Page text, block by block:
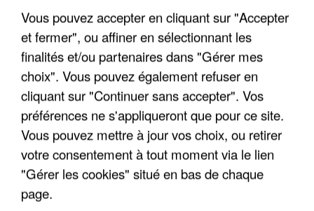
UN SECOND CADRE DE LA DZ MAFIA
INTERPELLÉ EN ALGÉRIE
Vous pouvez accepter en cliquant sur "Accepter
et fermer", ou affiner en sélectionnant les
finalités et/ou partenaires dans "Gérer mes
choix". Vous pouvez également refuser en
cliquant sur "Continuer sans accepter". Vos
préférences ne s'appliqueront que pour ce site.
Vous pouvez mettre à jour vos choix, ou retirer
votre consentement à tout moment via le lien
"Gérer les cookies" situé en bas de chaque
page.